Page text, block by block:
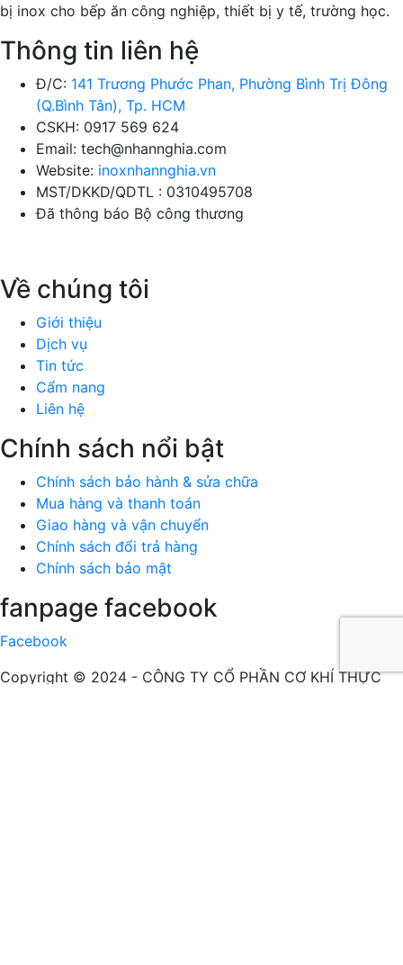
bị inox cho bếp ăn công nghiệp, thiết bị y tế, trường học.
Thông tin liên hệ
Đ/C: 141 Trương Phước Phan, Phường Bình Trị Đông
(Q.Bình Tân), Tp. HCM
CSKH: 0917 569 624
Email: tech@nhannghia.com
Website: inoxnhannghia.vn
MST/DKKD/QDTL : 0310495708
Đã thông báo Bộ công thương
Về chúng tôi
Giới thiệu
Dịch vụ
Tin tức
Cẩm nang
Liên hệ
Chính sách nổi bật
Chính sách bảo hành & sửa chữa
Mua hàng và thanh toán
Giao hàng và vận chuyển
Chính sách đổi trả hàng
Chính sách bảo mật
fanpage facebook
Facebook
Copyright © 2024 - CÔNG TY CỔ PHẦN CƠ KHÍ THỰC